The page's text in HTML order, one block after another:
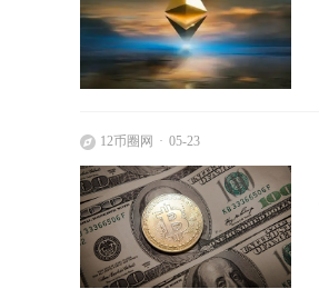
12币圈网 05-23